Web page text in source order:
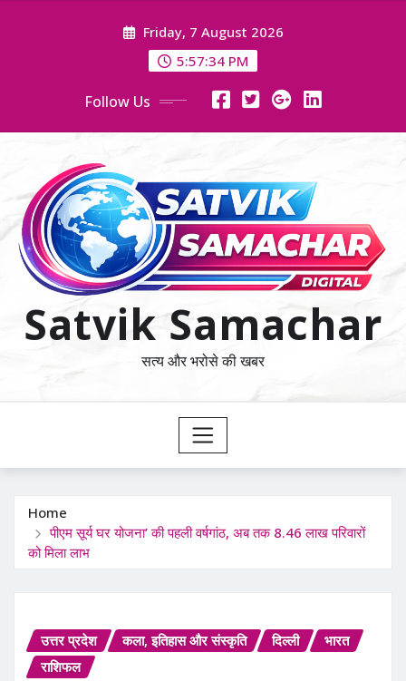
Friday, 7 August 2026
5:57:35 PM
Follow Us
Satvik Samachar
सत्य और भरोसे की खबर
Home
पीएम सूर्य घर योजना’ की पहली वर्षगांठ, अब तक 8.46 लाख परिवारों
को मिला लाभ
उत्तर प्रदेश कला, इतिहास और संस्कृति दिल्ली
भारत
राशिफल